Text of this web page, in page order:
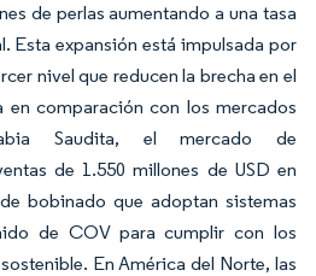
de perlas aumentando a una tasa
Esta expansión está impulsada por
nivel que reducen la brecha en el
comparación con los mercados
Saudita, el mercado de
de 1.550 millones de USD en
bobinado que adoptan sistemas
de COV para cumplir con los
En América del Norte, las